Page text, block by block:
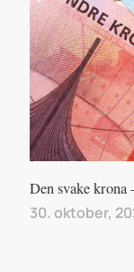
Den svake
30. oktober,